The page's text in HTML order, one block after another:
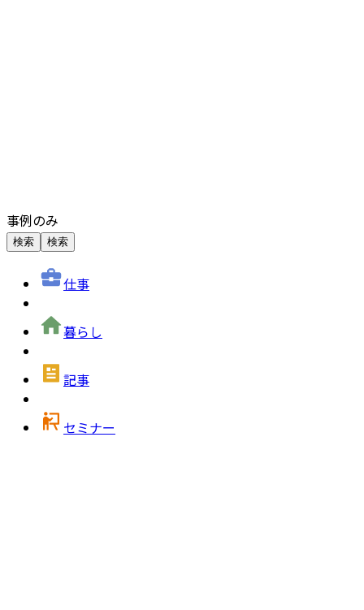
事例のみ
検索 検索
仕事
暮らし
記事
セミナー